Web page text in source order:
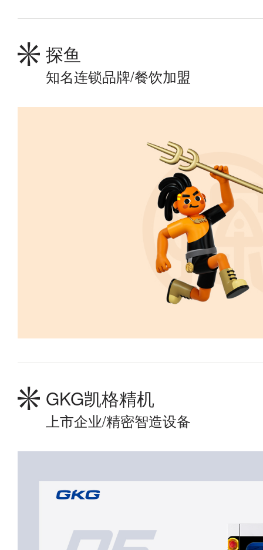
探鱼
知名连锁品牌/餐饮加盟
GKG凯格精机
上市企业/精密智造设备